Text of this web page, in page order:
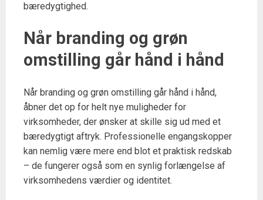
bæredygtighed.
Når branding og grøn
omstilling går hånd i hånd
Når branding og grøn omstilling går hånd i hånd,
åbner det op for helt nye muligheder for
virksomheder, der ønsker at skille sig ud med et
bæredygtigt aftryk. Professionelle engangskopper
kan nemlig være mere end blot et praktisk redskab
– de fungerer også som en synlig forlængelse af
virksomhedens værdier og identitet.